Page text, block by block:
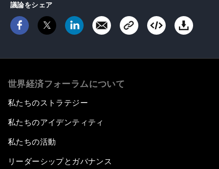
議論をシェア
世界経済フォーラムについて
私たちのストラテジー
私たちのアイデンティティ
私たちの活動
リーダーシップとガバナンス